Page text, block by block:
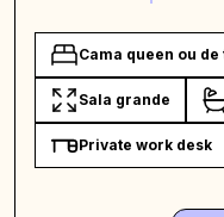
Cama queen ou
Sala grande
Private work desk